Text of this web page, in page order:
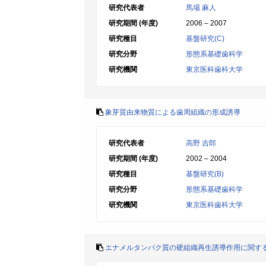
研究代表者
馬場 麻人
研究期間 (年度)
2006 – 2007
研究種目
基盤研究(C)
研究分野
形態系基礎歯科学
研究機関
東京医科歯科大学
象芽質由来物質による歯周組織の形成誘導
研究代表者
高野 吉郎
研究期間 (年度)
2002 – 2004
研究種目
基盤研究(B)
研究分野
形態系基礎歯科学
研究機関
東京医科歯科大学
エナメルタンパク質の硬組織再生誘導作用に関す